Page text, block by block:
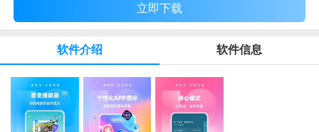
立即下载
软件介绍 软件信息